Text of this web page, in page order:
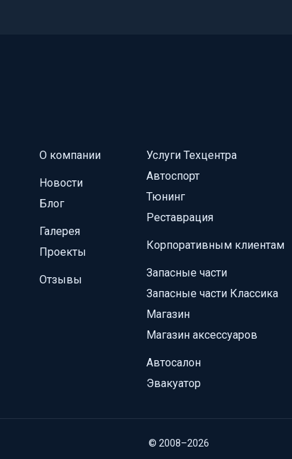
О компании
Новости
Блог
Галерея
Проекты
Отзывы
Услуги Техцентра
Автоспорт
Тюнинг
Реставрация
Корпоративным клиентам
Запасные части
Запасные части Классика
Магазин
Магазин аксессуаров
Автосалон
Эвакуатор
© 2008–2026